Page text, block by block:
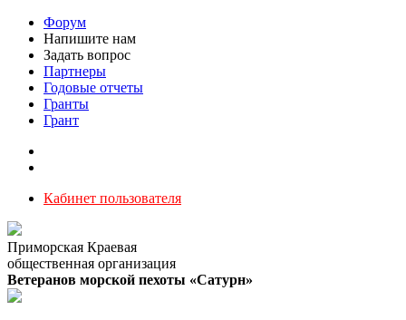
Форум
Напишите нам
Задать вопрос
Партнеры
Годовые отчеты
Гранты
Грант
Кабинет пользователя
Приморская Краевая
общественная организация
Ветеранов морской пехоты «Сатурн»